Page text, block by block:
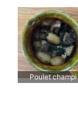
Poulet champi